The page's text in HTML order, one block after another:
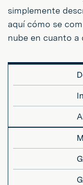
simplemente
aquí cómo se
nube en cuanto a